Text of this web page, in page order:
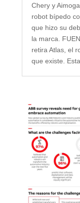
Chery y
robot bípedo
que hizo su
la marca.
retira Atlas, el
que existe.